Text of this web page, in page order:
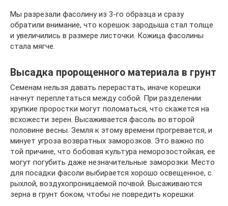
Мы разрезали фасолину из 3-го образца и сразу
обратили внимание, что корешок зародыша стал толще
и увеличились в размере листочки. Кожица фасолины
стала мягче.
Высадка пророщенного материала в грунт
Семенам нельзя давать перерастать, иначе корешки
начнут переплетаться между собой. При разделении
хрупкие проростки могут поломаться, что скажется на
всхожести зерен. Высаживается фасоль во второй
половине весны. Земля к этому времени прогревается, и
минует угроза возвратных заморозков. Это важно по
той причине, что бобовая культура неморозостойкая, ее
могут погубить даже незначительные заморозки. Место
для посадки фасоли выбирается хорошо освещенное, с
рыхлой, воздухопроницаемой почвой. Высаживаются
зерна в грунт боком, чтобы не повредить корешки.